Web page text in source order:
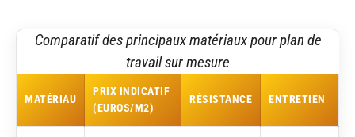
Comparatif des principaux matériaux pour plan de
travail sur mesure
MATÉRIAU
PRIX INDICATIF
(EUROS/M2)
RÉSISTANCE ENTRETIEN